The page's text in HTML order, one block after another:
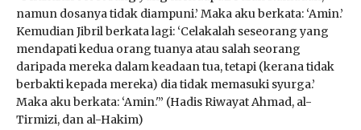
namun dosanya tidak diampuni.’ Maka aku berkata: ‘Amin.’
Kemudian Jibril berkata lagi: ‘Celakalah seseorang yang
mendapati kedua orang tuanya atau salah seorang
daripada mereka dalam keadaan tua, tetapi (kerana tidak
berbakti kepada mereka) dia tidak memasuki syurga.’
Maka aku berkata: ‘Amin.'” (Hadis Riwayat Ahmad, al-
Tirmizi, dan al-Hakim)